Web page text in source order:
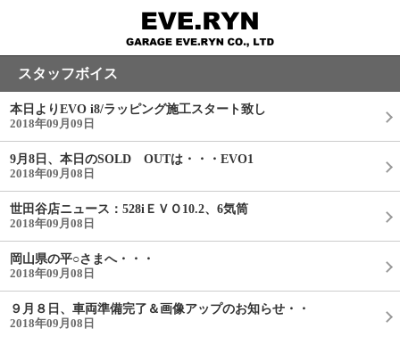
スタッフボイス
本日よりEVO i8/ラッピング施工スタート致し
2018年09月09日
9月8日、本日のSOLD OUTは・・・EVO1
2018年09月08日
世田谷店ニュース：528iＥＶＯ10.2、6気筒
2018年09月08日
岡山県の平○さまへ・・・
2018年09月08日
９月８日、車両準備完了＆画像アップのお知らせ・・
2018年09月08日